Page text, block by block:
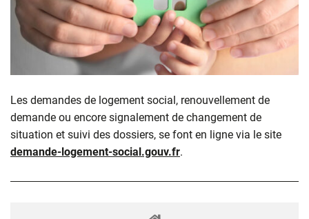
Les demandes de logement social, renouvellement de
demande ou encore signalement de changement de
situation et suivi des dossiers, se font en ligne via le site
demande-logement-social.gouv.fr.